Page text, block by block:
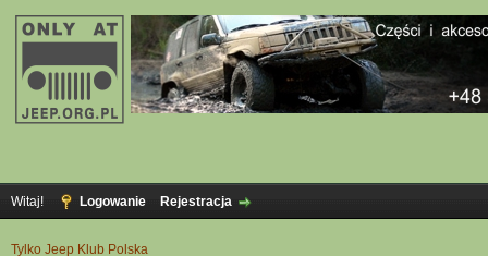
Witaj! Logowanie Rejestracja
Tylko Jeep Klub Polska